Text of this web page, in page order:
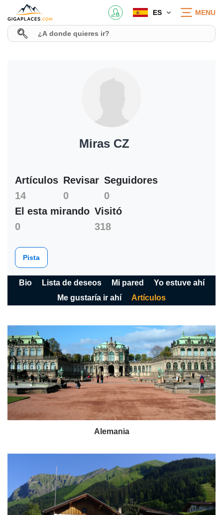
ES MENU
Miras CZ
Artículos
14
Revisar
0
Seguidores
0
El esta mirando
0
Visitó
318
Pista
Bio Lista de deseos Mi pared
Yo estuve ahí
Me gustaría ir ahí
Artículos
Alemania